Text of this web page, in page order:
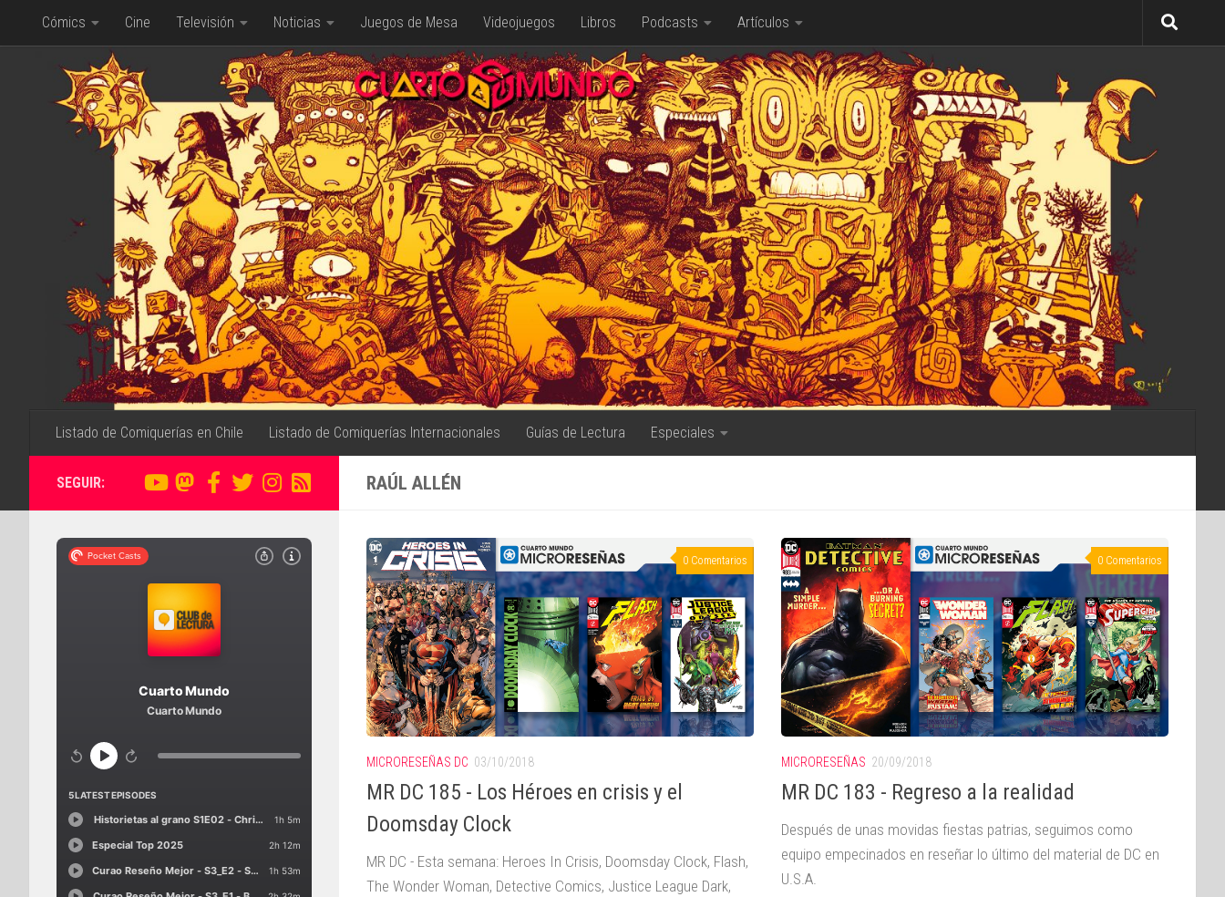
Saltar al contenido
Cómics Cine Televisión Noticias Juegos de Mesa Videojuegos Libros Podcasts Artículos
Listado de Comiquerías en Chile Listado de Comiquerías Internacionales Guías de Lectura Especiales
RAÚL ALLÉN
0 Comentarios
MICRORESEÑAS DC 03/10/2018
MR DC 185 - Los Héroes en crisis y el
Doomsday Clock
MR DC - Esta semana: Heroes In Crisis, Doomsday Clock, Flash,
The Wonder Woman, Detective Comics, Justice League Dark,
0 Comentarios
MICRORESEÑAS 20/09/2018
MR DC 183 - Regreso a la realidad
Después de unas movidas fiestas patrias, seguimos como
equipo empecinados en reseñar lo último del material de DC en
U.S.A.
SEGUIR: